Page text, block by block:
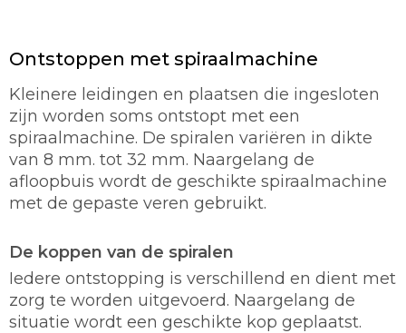
Ontstoppen met spiraalmachine
Kleinere leidingen en plaatsen die ingesloten
zijn worden soms ontstopt met een
spiraalmachine. De spiralen variëren in dikte
van 8 mm. tot 32 mm. Naargelang de
afloopbuis wordt de geschikte spiraalmachine
met de gepaste veren gebruikt.
De koppen van de spiralen
Iedere ontstopping is verschillend en dient met
zorg te worden uitgevoerd. Naargelang de
situatie wordt een geschikte kop geplaatst.